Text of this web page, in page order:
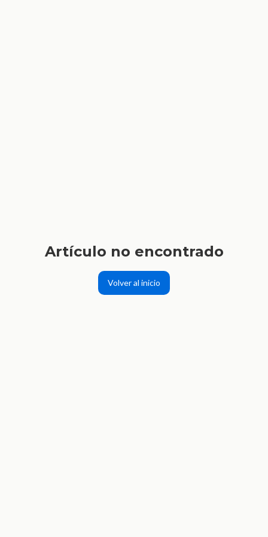
Artículo no encontrado
Volver al inicio